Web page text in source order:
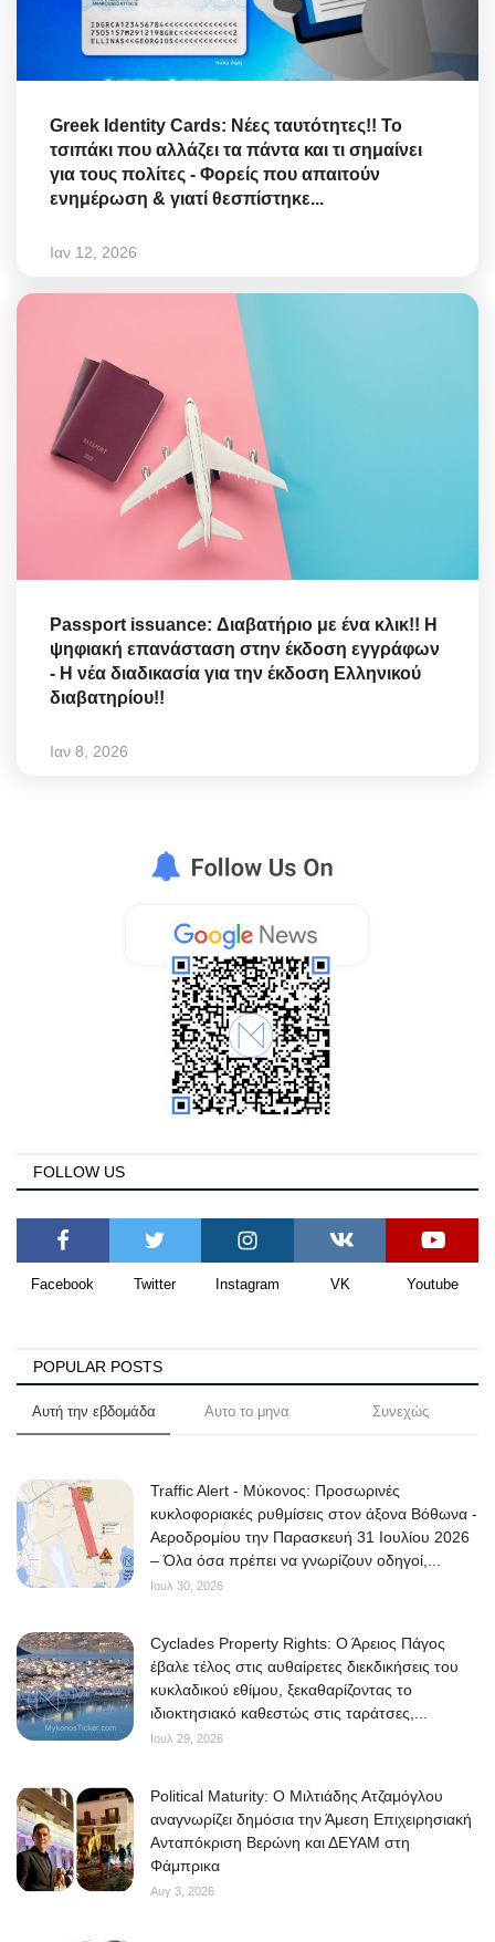
Greek Identity Cards: Νέες ταυτότητες!! Το
τσιπάκι που αλλάζει τα πάντα και τι σημαίνει
για τους πολίτες - Φορείς που απαιτούν
ενημέρωση & γιατί θεσπίστηκε...
Ιαν 12, 2026
Passport issuance: Διαβατήριο με ένα κλικ!! Η
ψηφιακή επανάσταση στην έκδοση εγγράφων
- Η νέα διαδικασία για την έκδοση Ελληνικού
διαβατηρίου!!
Ιαν 8, 2026
FOLLOW US
Facebook Twitter Instagram VK Youtube
POPULAR POSTS
Αυτή την εβδομάδα Αυτο το μηνα Συνεχώς
Traffic Alert - Μύκονος: Προσωρινές
κυκλοφοριακές ρυθμίσεις στον άξονα Βόθωνα -
Αεροδρομίου την Παρασκευή 31 Ιουλίου 2026
– Όλα όσα πρέπει να γνωρίζουν οδηγοί,...
Ιουλ 30, 2026
Cyclades Property Rights: Ο Άρειος Πάγος
έβαλε τέλος στις αυθαίρετες διεκδικήσεις του
κυκλαδικού εθίμου, ξεκαθαρίζοντας το
ιδιοκτησιακό καθεστώς στις ταράτσες,...
Ιουλ 29, 2026
Political Maturity: Ο Μιλτιάδης Ατζαμόγλου
αναγνωρίζει δημόσια την Άμεση Επιχειρησιακή
Ανταπόκριση Βερώνη και ΔΕΥΑΜ στη
Φάμπρικα
Αυγ 3, 2026